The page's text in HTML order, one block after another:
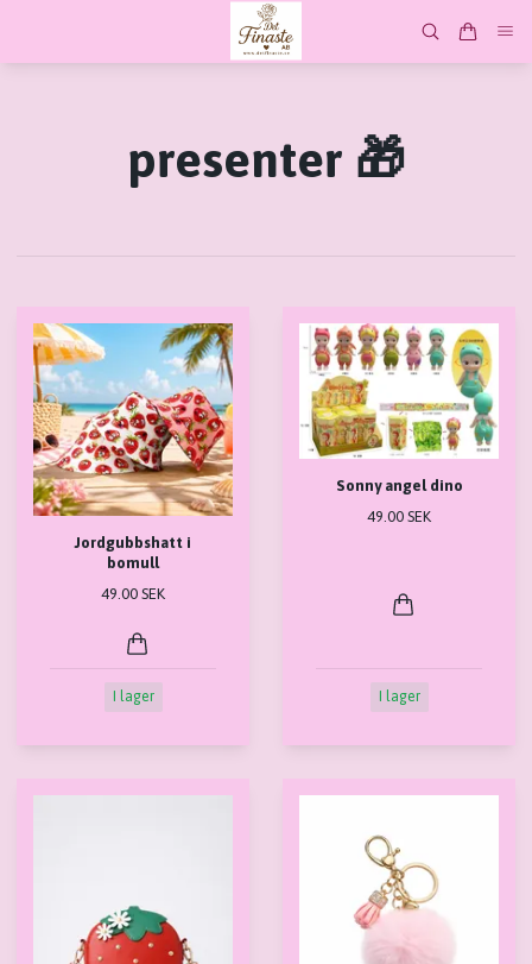
presenter 🎁
Jordgubbshatt i
bomull
49.00 SEK
I lager
Sonny angel dino
49.00 SEK
I lager